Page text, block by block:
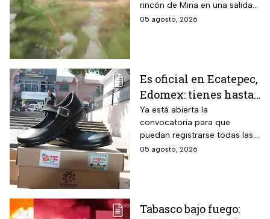
entrada cuesta desde
$30 pesos y este grupo
rincón de Mina en una salida
sencilla para pasar el día en
05 agosto, 2026
Es oficial en Ecatepec,
Edomex: tienes hasta
el 14 de agosto para
cobrar apoyo de $400
para los zapatos de tus
hijos o nietos
Ya está abierta la
convocatoria para que
puedan registrarse todas las
familias con niños de escuelas
05 agosto, 2026
Tabasco bajo fuego: